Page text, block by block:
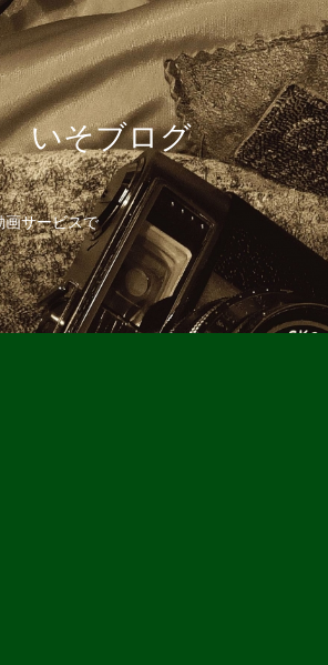
いそブログ
画サービスで